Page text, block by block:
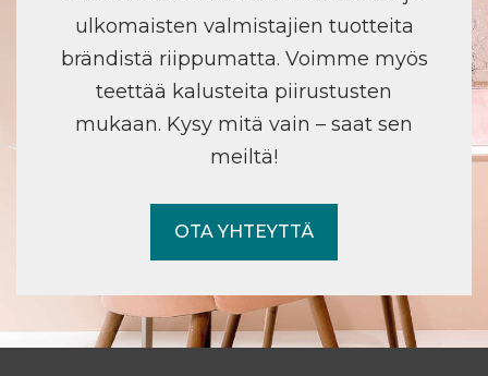
ulkomaisten valmistajien tuotteita
brändistä riippumatta. Voimme myös
teettää kalusteita piirustusten
mukaan. Kysy mitä vain – saat sen
meiltä!
OTA YHTEYTTÄ